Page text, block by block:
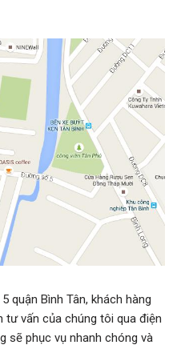
quận Bình Tân, khách hàng
tư vấn của chúng tôi qua điện
sẽ phục vụ nhanh chóng và